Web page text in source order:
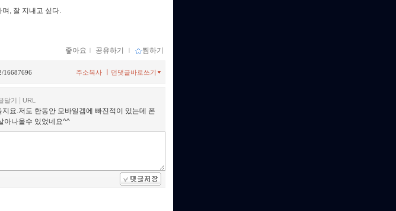
, 잘 지내고 싶다.
좋아요 ｌ 공유하기 ｌ 찜하기
16687696 먼댓글바로쓰기
주소복사
달기 URL
요.저도 한동안 모바일겜에 빠진적이 있는데 폰
아나올수 있었네요^^